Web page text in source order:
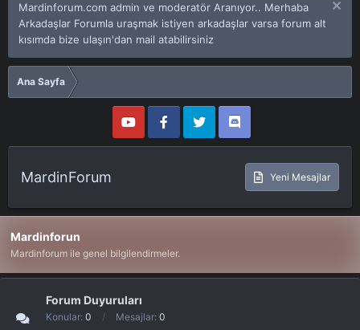
Mardinforum.com admin ve moderatör Aranıyor.. Merhaba
Arkadaşlar Forumla uraşmak istiyen arkadaşlar varsa forum alt
kısımda bize ulaşın'dan mail atabilirsiniz
Ana Sayfa
MardinForum Yeni Mesajlar
Mardinforun
Mardinforum ile genel bilgilendirmeler.
Forum Duyuruları
Konular 0 Mesajlar 0